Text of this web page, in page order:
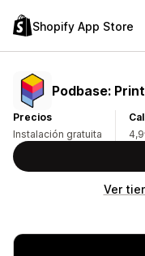
Shopify App Store
Podbase:
Precios
Instalación gratuita
4,9
Ver